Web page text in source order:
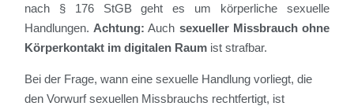
nach § 176 StGB geht es um körperliche sexuelle
Handlungen. Achtung: Auch sexueller Missbrauch ohne
Körperkontakt im digitalen Raum ist strafbar.
Bei der Frage, wann eine sexuelle Handlung vorliegt, die
den Vorwurf sexuellen Missbrauchs rechtfertigt, ist